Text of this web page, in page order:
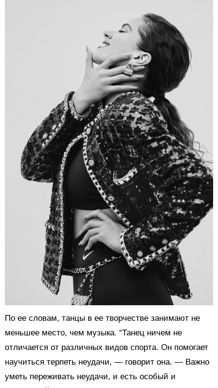
По ее словам, танцы в ее творчестве занимают не
меньшее место, чем музыка. “Танец ничем не
отличается от различных видов спорта. Он помогает
научиться терпеть неудачи, — говорит она. — Важно
уметь переживать неудачи, и есть особый и